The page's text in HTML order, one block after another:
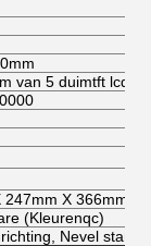
van 5 duimtft lcd
247mm X 366mm
(Kleurenqc)
Nevel